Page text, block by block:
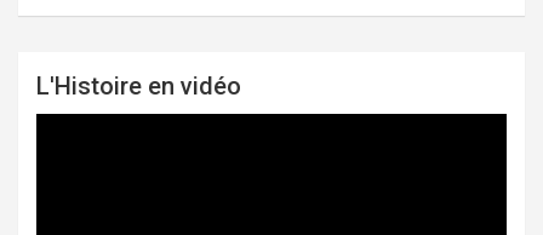
L'Histoire en vidéo